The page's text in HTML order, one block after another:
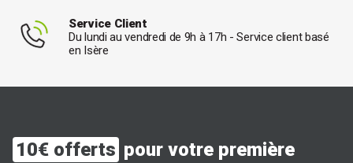
Service Client
Du lundi au vendredi de 9h à 17h - Service client basé
en Isère
10€ offerts pour votre première